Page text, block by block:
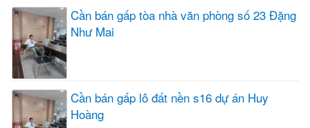
Cần bán gấp tòa nhà văn phòng số 23 Đặng
Như Mai
Cần bán gấp lô đất nền s16 dự án Huy
Hoàng